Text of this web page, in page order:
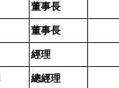
董事長
董事長
經理
總經理